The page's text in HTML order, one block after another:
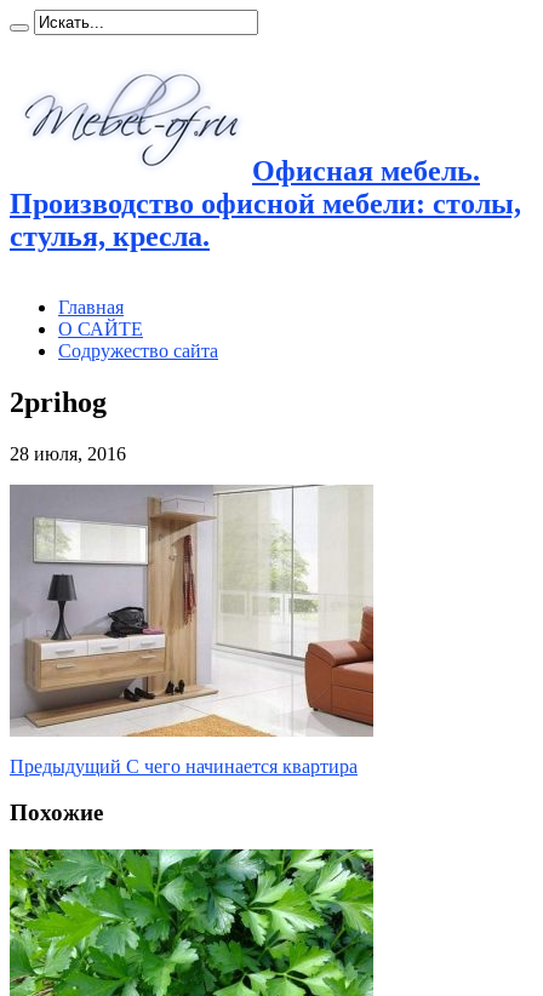
Офисная мебель.
Производство офисной мебели: столы,
стулья, кресла.
Главная
О САЙТЕ
Содружество сайта
2prihog
28 июля, 2016
Предыдущий С чего начинается квартира
Похожие